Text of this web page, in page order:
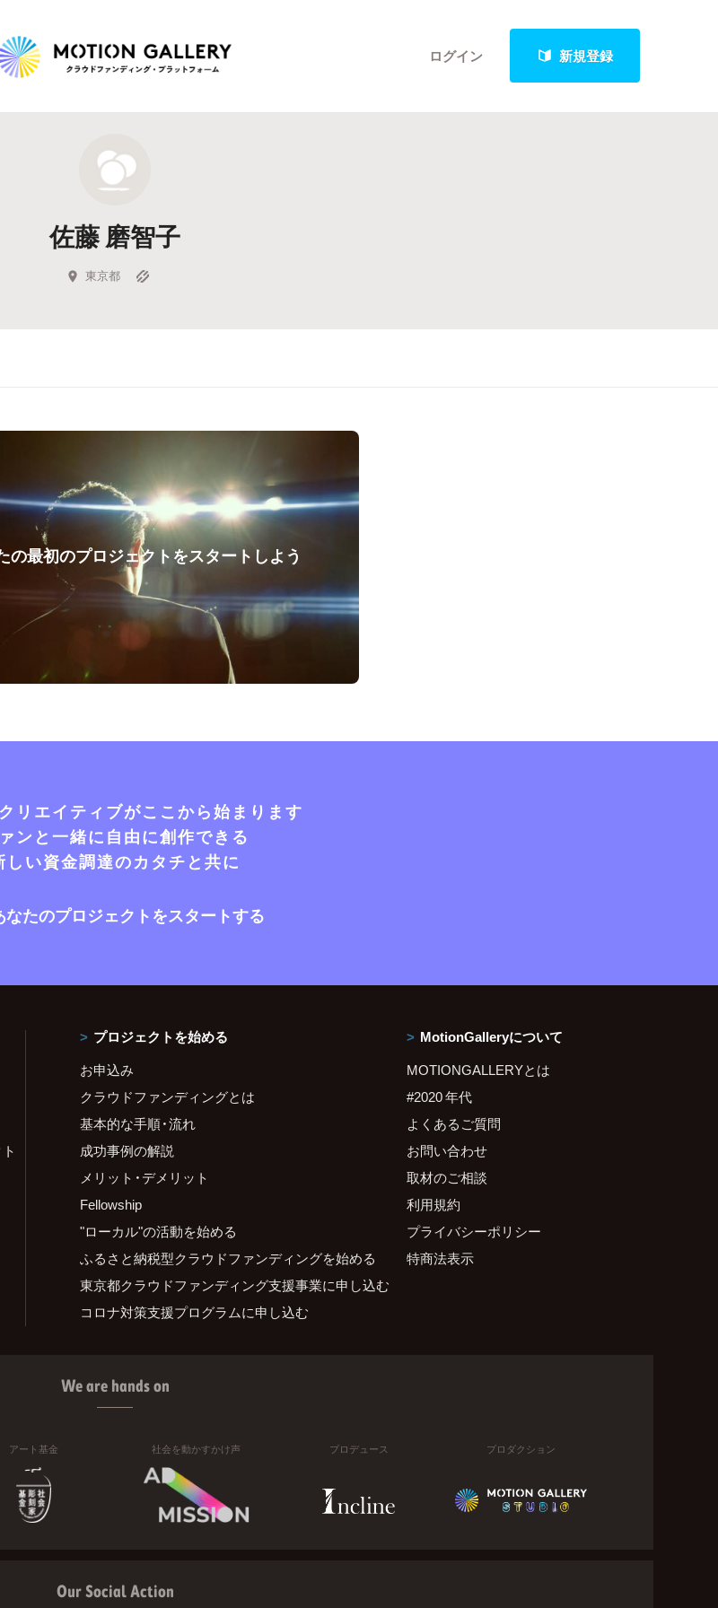
ログイン 新規登録
新着プロジェクト
Feature
キュレーターから探す
佐藤 磨智子
東京都
の最初のプロジェクトをスタートしよう
リエイティブがここから始まります
ンと一緒に自由に創作できる
しい資金調達のカタチと共に
なたのプロジェクトをスタートする
プロジェクトを始める
お申込み
クラウドファンディングとは
基本的な手順・流れ
成功事例の解説
メリット・デメリット
Fellowship
"ローカル"の活動を始める
ふるさと納税型クラウドファンディングを始める
東京都クラウドファンディング支援事業に申し込む
コロナ対策支援プログラムに申し込む
MotionGalleryについて
MOTIONGALLERYとは
#2020 年代
よくあるご質問
お問い合わせ
取材のご相談
利用規約
プライバシーポリシー
特商法表示
We are hands on
アート基金 社会を動かすかけ声 プロデュース プロダクション
Our Social Action